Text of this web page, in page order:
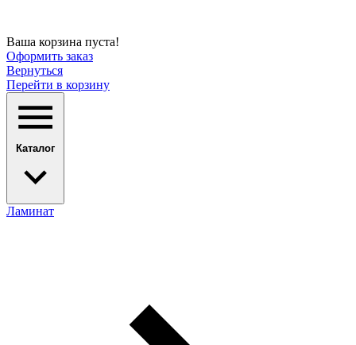
Ваша корзина пуста!
Оформить заказ
Вернуться
Перейти в корзину
Каталог
Ламинат